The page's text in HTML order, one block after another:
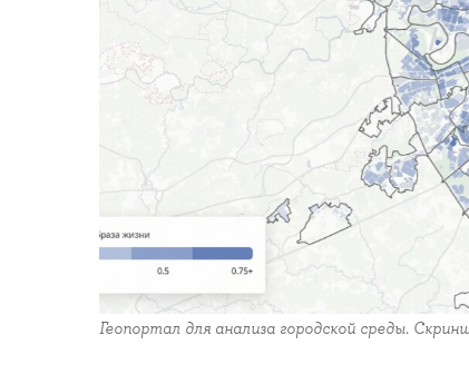
Геопортал для анализа городской среды.